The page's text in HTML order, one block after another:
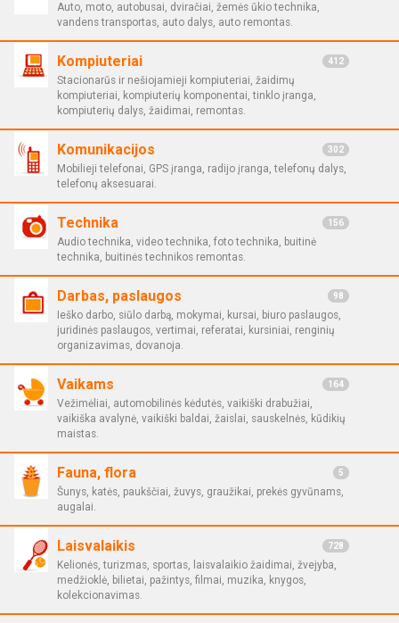
Auto, moto, autobusai, dviračiai, žemės ūkio technika,
vandens transportas, auto dalys, auto remontas.
Kompiuteriai 412
Stacionarūs ir nešiojamieji kompiuteriai, žaidimų
kompiuteriai, kompiuterių komponentai, tinklo įranga,
kompiuterių dalys, žaidimai, remontas.
Komunikacijos 302
Mobilieji telefonai, GPS įranga, radijo įranga, telefonų dalys,
telefonų aksesuarai.
Technika 156
Audio technika, video technika, foto technika, buitinė
technika, buitinės technikos remontas.
Darbas, paslaugos 98
Ieško darbo, siūlo darbą, mokymai, kursai, biuro paslaugos,
juridinės paslaugos, vertimai, referatai, kursiniai, renginių
organizavimas, dovanoja.
Vaikams 164
Vežimėliai, automobilinės kėdutės, vaikiški drabužiai,
vaikiška avalynė, vaikiški baldai, žaislai, sauskelnės, kūdikių
maistas.
Fauna, flora 5
Šunys, katės, paukščiai, žuvys, graužikai, prekės gyvūnams,
augalai.
Laisvalaikis 728
Kelionės, turizmas, sportas, laisvalaikio žaidimai, žvejyba,
medžioklė, bilietai, pažintys, filmai, muzika, knygos,
kolekcionavimas.